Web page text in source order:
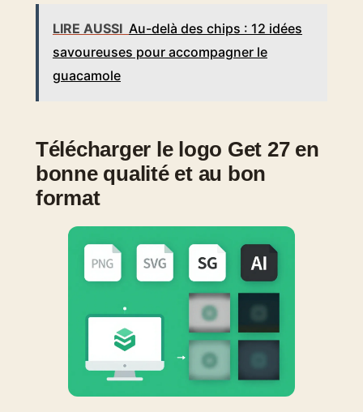
LIRE AUSSI Au-delà des chips : 12 idées
savoureuses pour accompagner le
guacamole
Télécharger le logo Get 27 en
bonne qualité et au bon
format